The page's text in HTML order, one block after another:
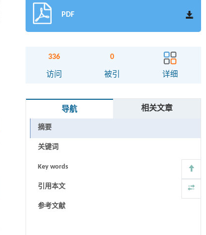
PDF
336
访问
0
被引 详细
导航 相关文章
摘要
关键词
Key words
引用本文
参考文献